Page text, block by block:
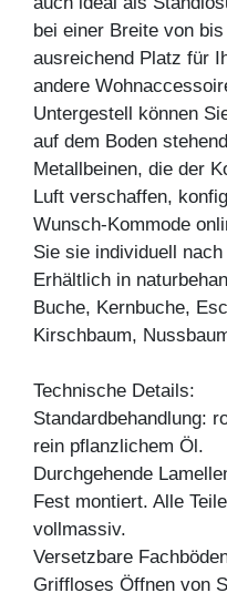
bei einer Breite von
ausreichend Platz für
andere
Untergestell können
auf dem Boden
Metallbeinen, die der
Luft verschaffen,
Wunsch-Kommode
Sie sie individuell
Erhältlich in
Buche, Kernbuche,
Kirschbaum,
Technische Details:
Standardbehandlung:
rein pflanzlichem Öl.
Durchgehende
Fest montiert. Alle
vollmassiv.
Versetzbare
Griffloses Öffnen von